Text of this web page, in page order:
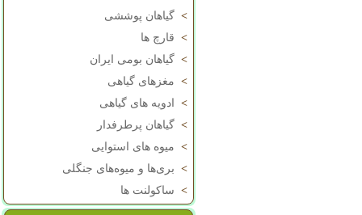
> گیاهان پوششی
> قارچ ها
> گیاهان بومی ایران
> مغزهای گیاهی
>
ادویه های گیاهی
> گیاهان پرطرفدار
> میوه های استوایی
> بری‌ها و میوه‌های جنگلی
> ساکولنت ها